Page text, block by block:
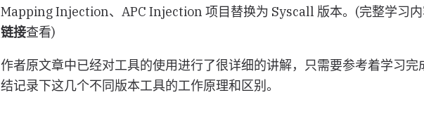
Mapping Injection、APC Injection 项目替换为 Syscall 版本。(完整学习
链接查看)
作者原文章中已经对工具的使用进行了很详细的讲解，只需要参考着学习完
结记录下这几个不同版本工具的工作原理和区别。